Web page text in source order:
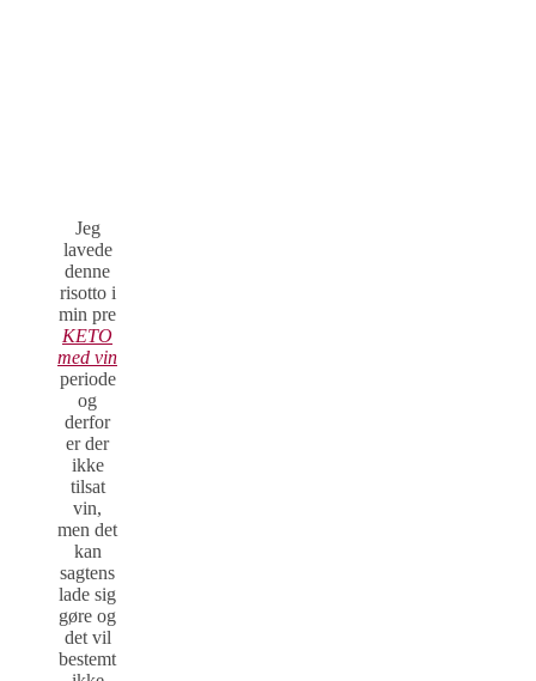
Jeg
lavede
denne
risotto i
min pre
KETO
med vin
periode
og
derfor
er der
ikke
tilsat
vin,
men det
kan
sagtens
lade sig
gøre og
det vil
bestemt